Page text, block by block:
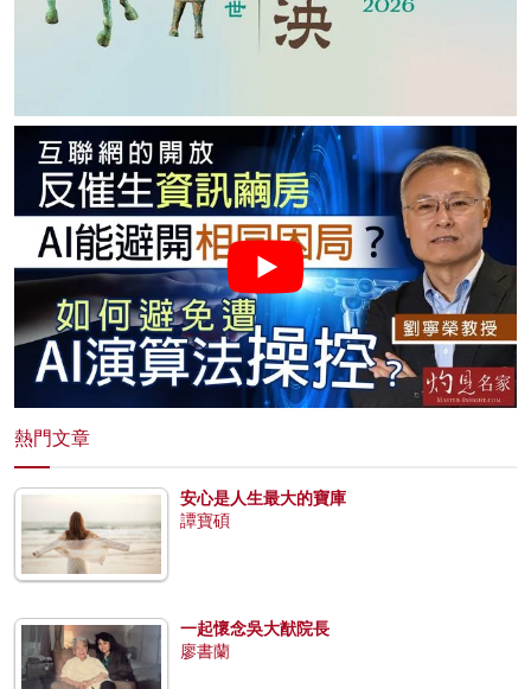
熱門文章
安心是人生最大的寶庫
譚寶碩
一起懷念吳大猷院長
廖書蘭